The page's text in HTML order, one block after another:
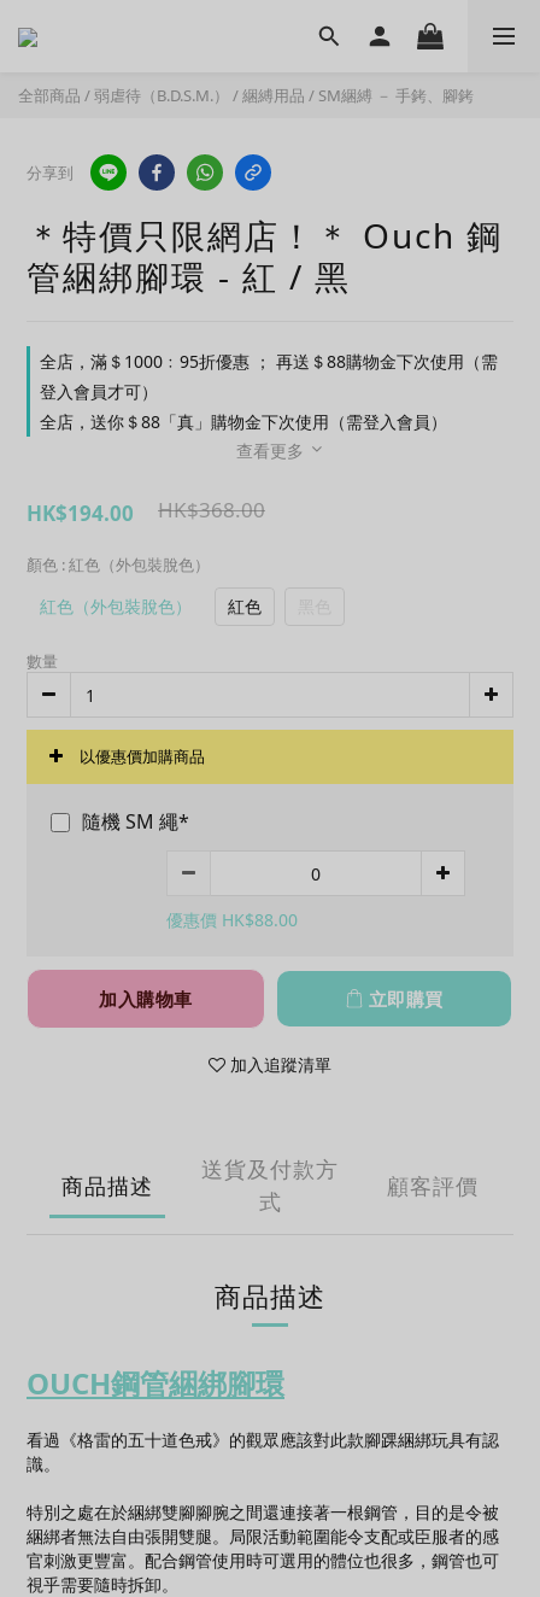
全部商品 /弱虐待（B.D.S.M.） /綑縛用品 / SM綑縛 － 手銬、腳銬
分享到
＊特價只限網店！＊ Ouch 鋼
管綑綁腳環 - 紅 / 黑
全店，滿＄1000﹕95折優惠 ； 再送＄88購物金下次使用（需
登入會員才可）
全店，送你＄88「真」購物金下次使用（需登入會員）
查看更多
HK$368.00
HK$194.00
顏色 : 紅色（外包裝脫色）
紅色（外包裝脫色） 紅色
數量
以優惠價加購商品
隨機 SM 繩*
優惠價 HK$88.00
加入購物車 立即購買
加入追蹤清單
商品描述
送貨及付款方
式
顧客評價
商品描述
OUCH鋼管綑綁腳環
看過《格雷的五十道色戒》的觀眾應該對此款腳踝綑綁玩具有認
識。
特別之處在於綑綁雙腳腳腕之間還連接著一根鋼管，目的是令被
綑綁者無法自由張開雙腿。局限活動範圍能令支配或臣服者的感
官刺激更豐富。配合鋼管使用時可選用的體位也很多，鋼管也可
視乎需要隨時拆卸。